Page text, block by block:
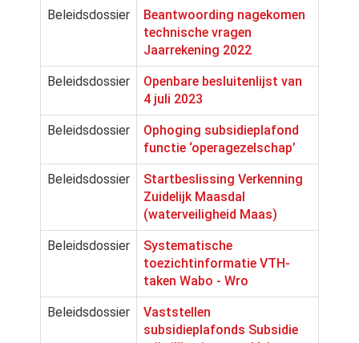
Beleidsdossier
Beantwoording nagekomen
technische vragen
Jaarrekening 2022
Beleidsdossier
Openbare besluitenlijst van
4 juli 2023
Beleidsdossier
Ophoging subsidieplafond
functie ‘operagezelschap’
Beleidsdossier
Startbeslissing Verkenning
Zuidelijk Maasdal
(waterveiligheid Maas)
Beleidsdossier
Systematische
toezichtinformatie VTH-
taken Wabo - Wro
Beleidsdossier
Vaststellen
subsidieplafonds Subsidie